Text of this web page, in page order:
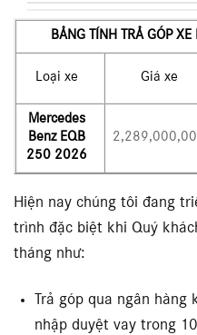
BẢNG TÍNH TRẢ GÓP XE
Loại xe Giá xe
Mercedes
Benz EQB
250 2026
Hiện nay chúng tôi đang
trình đặc biệt khi Quý
tháng như:
Trả góp qua ngân
nhập duyệt vay trong